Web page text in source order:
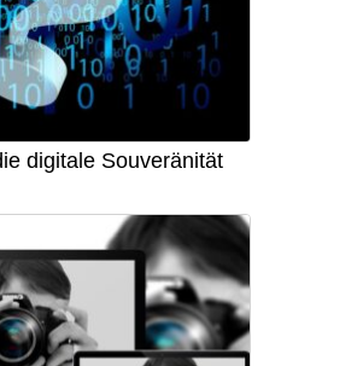
digitale Souveränität